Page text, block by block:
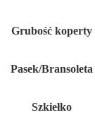
Grubość koperty
Pasek/Bransoleta
Szkiełko